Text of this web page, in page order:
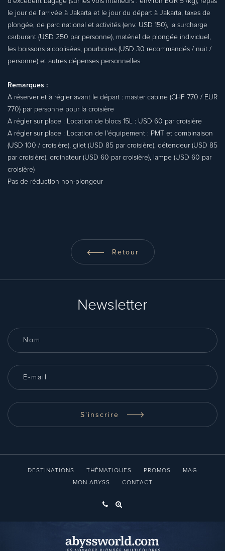
le jour de l'arrivée à Jakarta et le jour du départ à Jakarta, taxes de
plongée, de parc national et activités (env. USD 150), la surcharge
carburant (USD 250 par personne), matériel de plongée individuel,
les boissons alcoolisées, pourboires (USD 30 recommandés / nuit /
personne) et autres dépenses personnelles.
Remarques :
A réserver et à régler avant le départ : master cabine (CHF 770 / EUR
770) par personne pour la croisière
A régler sur place : Location de blocs 15L : USD 60 par croisière
A régler sur place : Location de l'équipement : PMT et combinaison
(USD 100 / croisière), gilet (USD 85 par croisière), détendeur (USD 85
par croisière), ordinateur (USD 60 par croisière), lampe (USD 60 par
croisière)
Pas de réduction non-plongeur
Retour
Newsletter
S'inscrire
DESTINATIONS THÉMATIQUES PROMOS
MAG
MON ABYSS
CONTACT